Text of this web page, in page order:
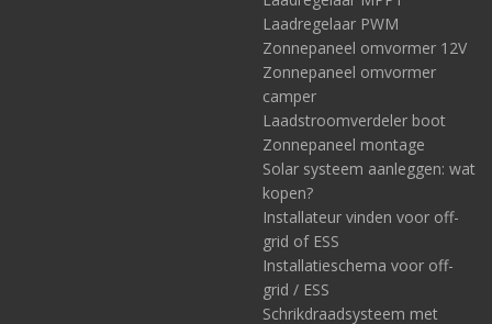
Laadregelaar PWM
Zonnepaneel omvormer 12V
Zonnepaneel omvormer
camper
Laadstroomverdeler boot
Zonnepaneel montage
Solar systeem aanleggen: wat
kopen?
Installateur vinden voor off-
grid of ESS
Installatieschema voor off-
grid / ESS
Schrikdraadsysteem met